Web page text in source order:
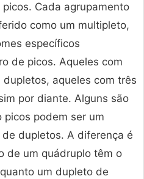
Cada agrupamento
como um multipleto,
específicos
de picos. Aqueles com
aqueles com três
por diante. Alguns são
picos podem ser um
dupletos. A diferença é
de um quádruplo têm o
um dupleto de